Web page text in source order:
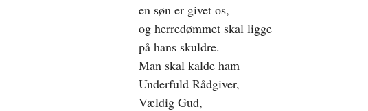
en søn er givet os,
og herredømmet skal ligge
på hans skuldre.
Man skal kalde ham
Underfuld Rådgiver,
Vældig Gud,